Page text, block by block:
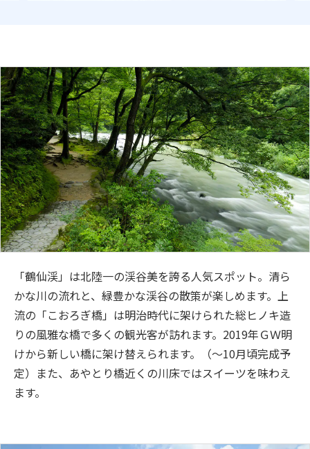
「鶴仙渓」は北陸一の渓谷美を誇る人気スポット。清ら
かな川の流れと、緑豊かな渓谷の散策が楽しめます。上
流の「こおろぎ橋」は明治時代に架けられた総ヒノキ造
りの風雅な橋で多くの観光客が訪れます。2019年ＧＷ明
けから新しい橋に架け替えられます。（～10月頃完成予
定）また、あやとり橋近くの川床ではスイーツを味わえ
ます。